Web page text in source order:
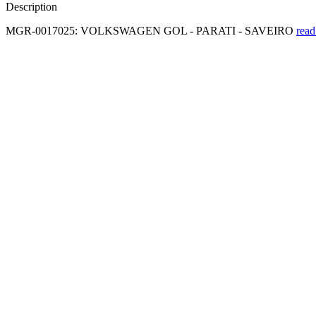
Description
MGR-0017025: VOLKSWAGEN GOL - PARATI - SAVEIRO